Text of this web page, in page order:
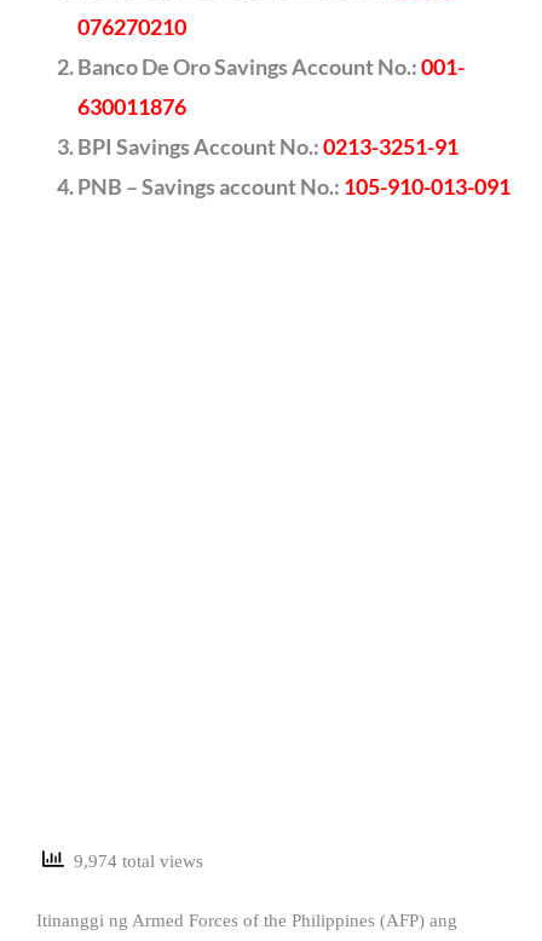
076270210
Banco De Oro Savings Account No.:001-
630011876
BPI Savings Account No.:0213-3251-91
PNB – Savings account No.: 105-910-013-091
9,974 total views
Itinanggi ng Armed Forces of the Philippines (AFP) ang